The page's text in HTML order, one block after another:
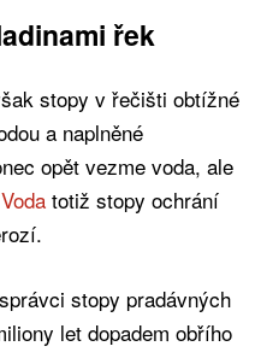
řek
stopy v řečišti obtížné
a naplněné
opět vezme voda, ale
Voda totiž stopy ochrání
stopy pradávných
let dopadem obřího